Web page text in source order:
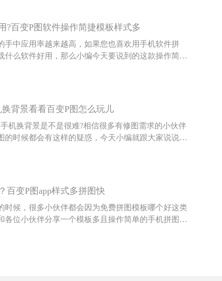
?百变P图软件操作简捷模板样式多
手中应用率越来越高，如果您也喜欢用手机软件拼
什么软件好用，那么小编今天要说到的这款操作简捷
背景看看百变P图怎么玩儿
机换背景是不是很难?相信很多有修图需求的小伙伴
的时候都会有这样的疑惑，今天小编就跟大家说说，
百变P图app样式多拼图快
时候，很多小伙伴都会因为免费拼图模板哪个好这类
各位小伙伴分享一个模板多且操作简单的手机拼图软